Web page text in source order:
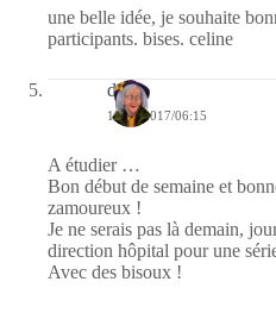
une belle idée, je souhaite
participants. bises. celine
dom
13/02/2017/06:15
A étudier …
Bon début de semaine et
zamoureux !
Je ne serais pas là demain,
direction hôpital pour une
Avec des bisoux !